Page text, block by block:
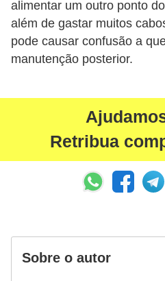
alimentar um outro ponto
além de gastar muitos
pode causar confusão a
manutenção posterior.
Retribua
Sobre o autor
ã
o
P
o
t
s